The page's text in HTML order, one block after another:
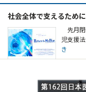
社会全体で支えるために
先月閉
児支援
き